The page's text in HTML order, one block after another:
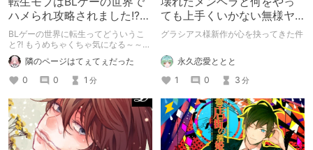
ハメられ攻略されました!?な
にこのタイトル?!
BLゲーの世界に転生ってどういうこ
と?! もうめちゃくちゃ気になる～～～
って読んでみたら、あらまぁ素晴らし
い作品♡ ぜひともヲタ女はチェック
してほしい！！
隣のページはてぇてぇだった
0
0 1 分
ても上手くいかない無様ヤ
ンデレ
グラシアス様新作が心を抉ってきた件
永久恋愛ととと
1
0 3 分